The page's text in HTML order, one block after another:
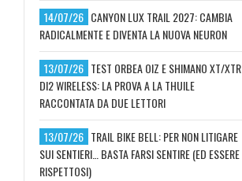
14/07/26 CANYON LUX TRAIL 2027: CAMBIA
RADICALMENTE E DIVENTA LA NUOVA NEURON
13/07/26 TEST ORBEA OIZ E SHIMANO XT/XTR
DI2 WIRELESS: LA PROVA A LA THUILE
RACCONTATA DA DUE LETTORI
13/07/26 TRAIL BIKE BELL: PER NON LITIGARE
SUI SENTIERI… BASTA FARSI SENTIRE (ED ESSERE
RISPETTOSI)